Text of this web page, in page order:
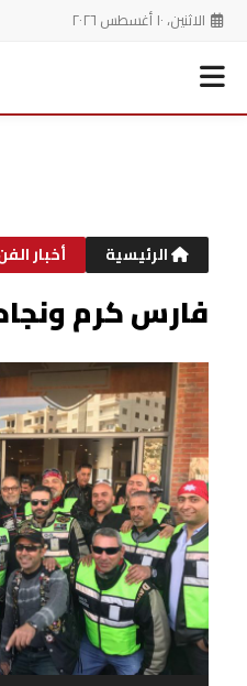
الاثنين، ١٠ أغسطس ٢٠٢٦
الرئيسية أخبار
فارس كرم